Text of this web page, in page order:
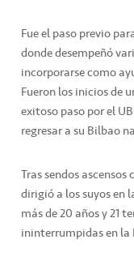
Fue el paso previo
donde desempeñó
incorporarse como
Fueron los inicios de
exitoso paso por el
regresar a su Bilbao
Tras sendos
dirigió a los suyos en
más de 20 años y 21
ininterrumpidas en la